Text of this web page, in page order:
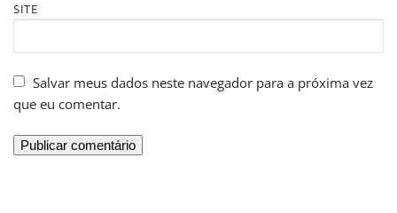
SITE
Salvar meus dados neste navegador para a próxima vez
que eu comentar.